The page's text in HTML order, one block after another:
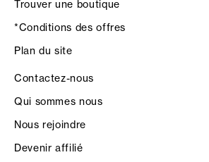
Trouver une boutique
*Conditions des offres
Plan du site
Contactez-nous
Qui sommes nous
Nous rejoindre
Devenir affilié